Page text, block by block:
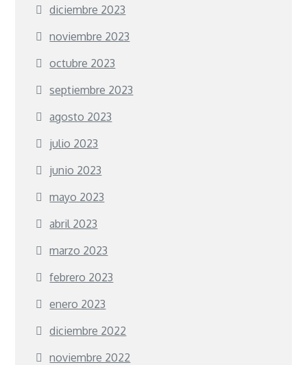
diciembre 2023
noviembre 2023
octubre 2023
septiembre 2023
agosto 2023
julio 2023
junio 2023
mayo 2023
abril 2023
marzo 2023
febrero 2023
enero 2023
diciembre 2022
noviembre 2022